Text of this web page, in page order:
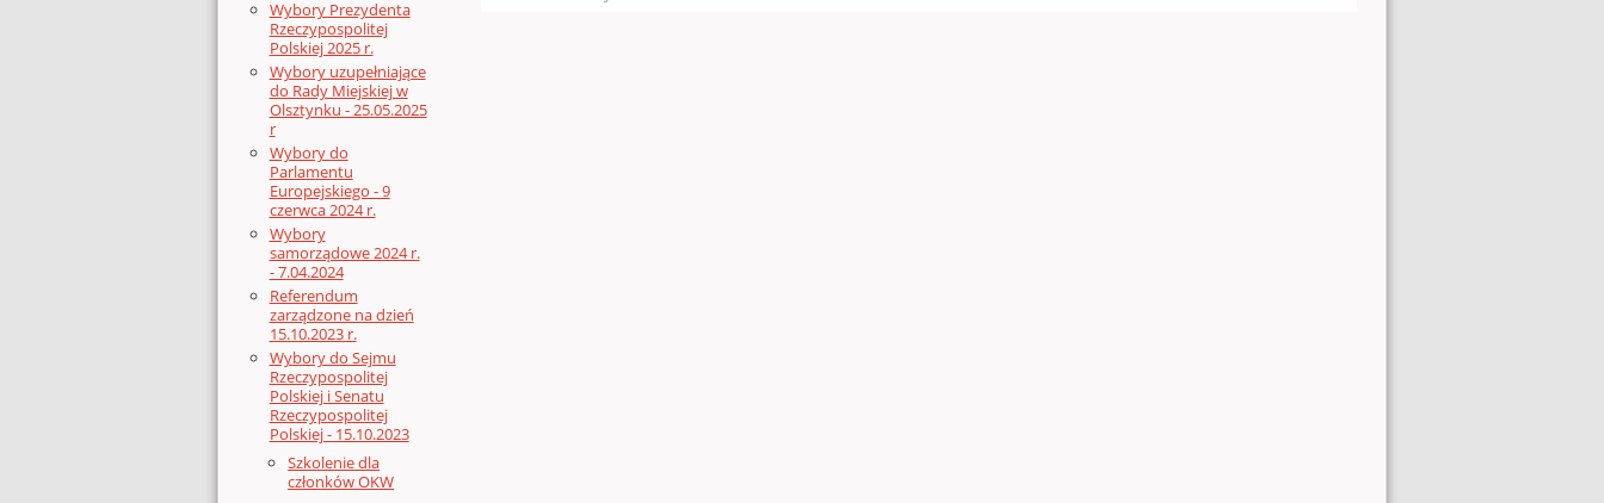
Wybory Prezydenta
Rzeczypospolitej
Polskiej 2025 r.
Wybory uzupełniające
do Rady Miejskiej w
Olsztynku - 25.05.2025
r
Wybory do
Parlamentu
Europejskiego - 9
czerwca 2024 r.
Wybory
samorządowe 2024 r.
- 7.04.2024
Referendum
zarządzone na dzień
15.10.2023 r.
Wybory do Sejmu
Rzeczypospolitej
Polskiej i Senatu
Rzeczypospolitej
Polskiej - 15.10.2023
Szkolenie dla
członków OKW